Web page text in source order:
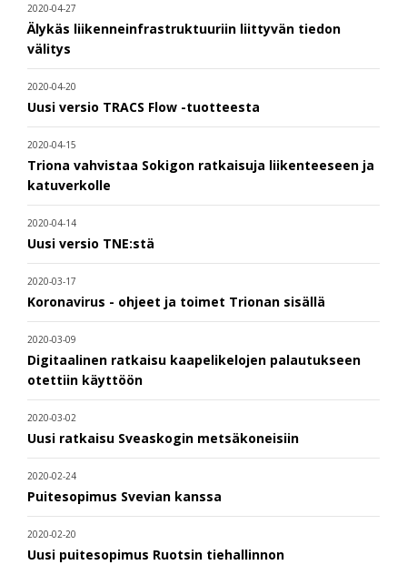
2020-04-27
Älykäs liikenneinfrastruktuuriin liittyvän tiedon
välitys
2020-04-20
Uusi versio TRACS Flow -tuotteesta
2020-04-15
Triona vahvistaa Sokigon ratkaisuja liikenteeseen ja
katuverkolle
2020-04-14
Uusi versio TNE:stä
2020-03-17
Koronavirus - ohjeet ja toimet Trionan sisällä
2020-03-09
Digitaalinen ratkaisu kaapelikelojen palautukseen
otettiin käyttöön
2020-03-02
Uusi ratkaisu Sveaskogin metsäkoneisiin
2020-02-24
Puitesopimus Svevian kanssa
2020-02-20
Uusi puitesopimus Ruotsin tiehallinnon